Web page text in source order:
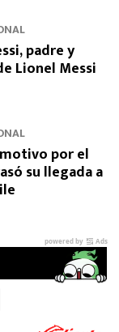
padre y
Lionel Messi
por el
su llegada a